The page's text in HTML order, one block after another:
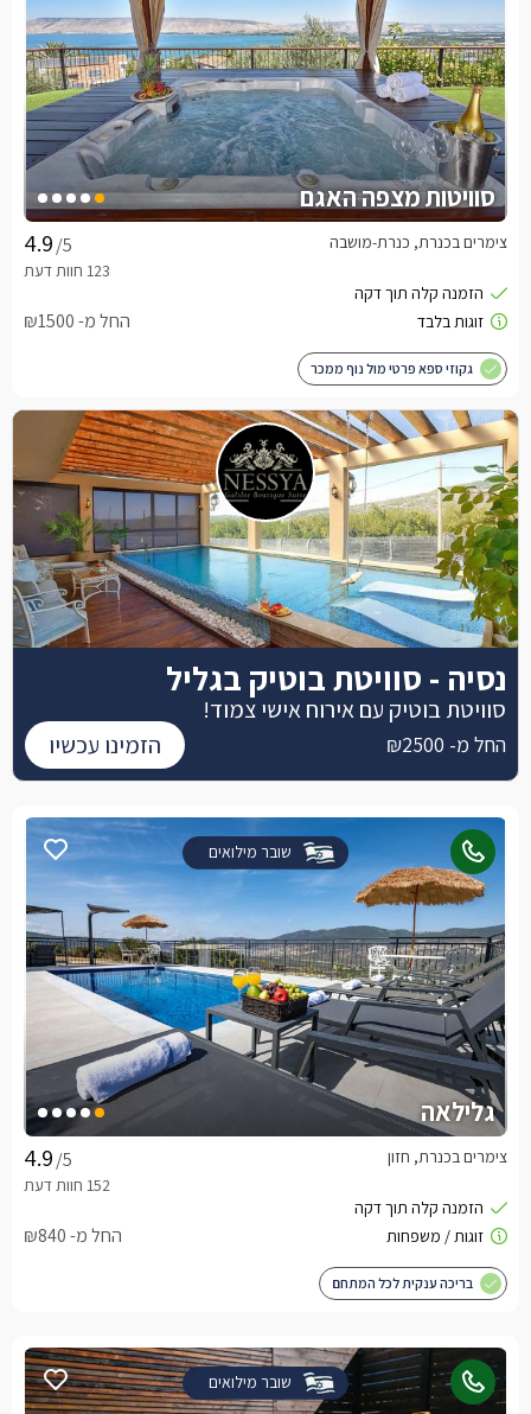
סוויטות מצפה האגם
/5 צימרים בכנרת, כנרת-מושבה
החל מ- ₪1500
גקוזי ספא פרטי מול נוף ממכר
שובר מילואים
גלילאה
/5 צימרים בכנרת, חזון
החל מ- ₪840
בריכה ענקית לכל המתחם
שובר מילואים
נסיה - סוויטת בוטיק בגליל
סוויטת בוטיק עם אירוח אישי צמוד!
החל מ- ₪2500 הזמינו עכשיו